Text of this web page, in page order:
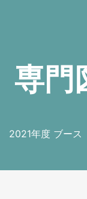
ー
専門
2021年度 ブース